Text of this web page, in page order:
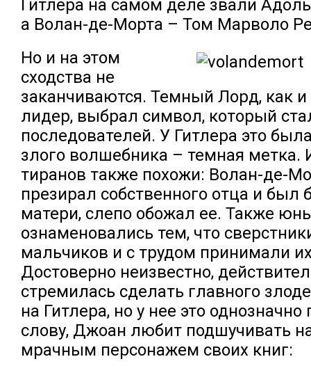
Гитлера на самом деле звали
а Волан-де-Морта – Том Марволо
Но и на этом
сходства не
заканчиваются. Темный Лорд, как и
лидер, выбрал символ, который
последователей. У Гитлера это
злого волшебника – темная метка.
тиранов также похожи: Волан-де-
презирал собственного отца и был
матери, слепо обожал ее. Также
ознаменовались тем, что
мальчиков и с трудом принимали
Достоверно неизвестно,
стремилась сделать главного
на Гитлера, но у нее это однозначно
слову, Джоан любит подшучивать
мрачным персонажем своих книг: